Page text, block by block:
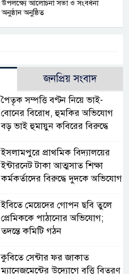
উপলক্ষ্যে আলোচনা সভা ও সংবর্ধনা
অনুষ্ঠান অনুষ্ঠিত
জনপ্রিয় সংবাদ
পৈতৃক সম্পত্তি বণ্টন নিয়ে ভাই-
বোনের বিরোধ, হুমকির অভিযোগ
বড় ভাই হুমায়ুন কবিরের বিরুদ্ধে
​ইসলামপুরে প্রাথমিক বিদ্যালয়ের
ইন্টারনেট টাকা আত্মসাত শিক্ষা
কর্মকর্তাদের বিরুদ্ধে দুদকে অভিযোগ
ইবিতে মেয়েদের গোপন ছবি তুলে
প্রেমিককে পাঠানোর অভিযোগ;
তদন্তে কমিটি গঠন
কুবিতে সেন্টার ফর জাকাত
ম্যানেজমেন্টের উদ্যোগে বৃত্তি বিতরণ